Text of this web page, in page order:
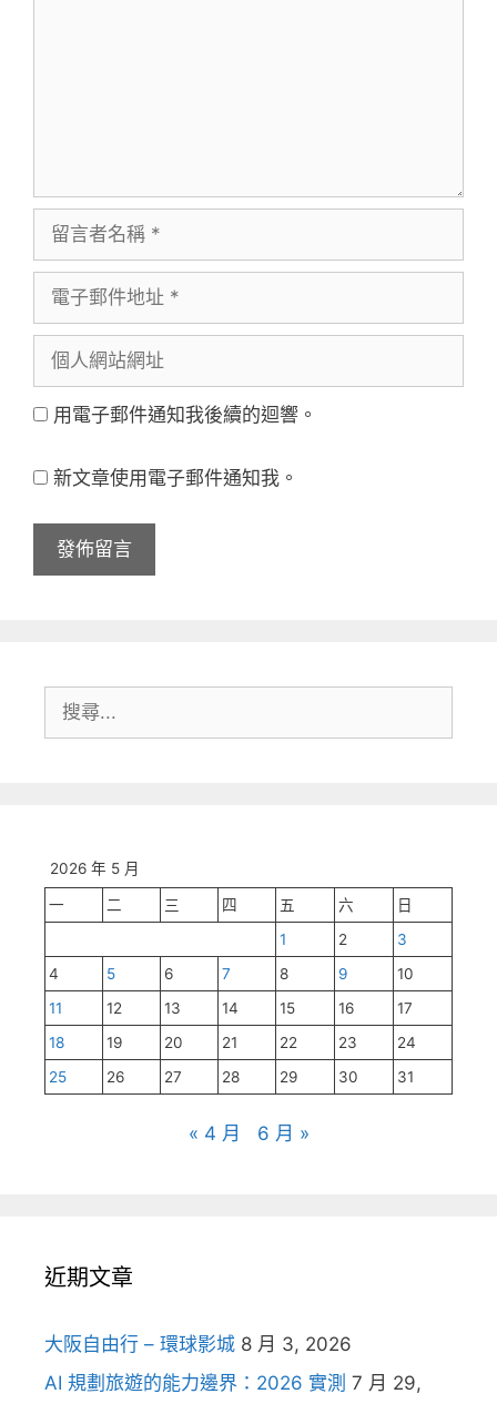
言
名
子
件
地
人
網
網
用電子郵件通知我後續的迴響。
新文章使用電子郵件通知我。
尋:
2026 年 5 月
一 二 三 四 五 六
日
1
2
3
4
5 6 7 8 9
10
11
12 13 14 15 16
17
18
19 20 21 22 23
24
25
26 27 28 29 30 31
« 4 月 6 月 »
近期文章
大阪自由行 – 環球影城 8 月 3, 2026
AI 規劃旅遊的能力邊界：2026 實測 7 月 29,